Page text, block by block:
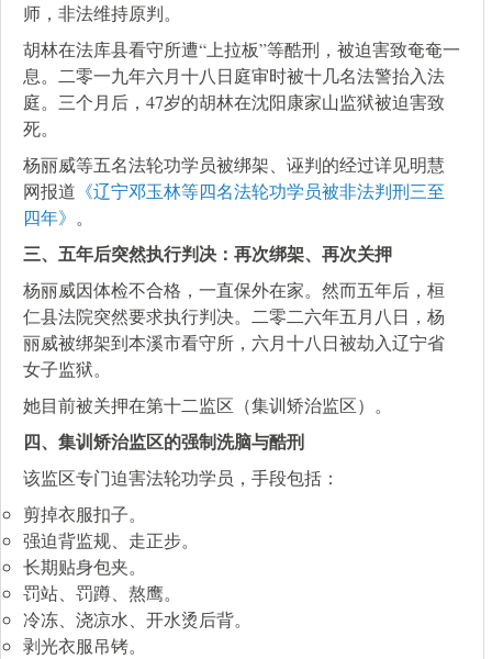
师，非法维持原判。
胡林在法库县看守所遭“上拉板”等酷刑，被迫害致奄奄一
息。二零一九年六月十八日庭审时被十几名法警抬入法
庭。三个月后，47岁的胡林在沈阳康家山监狱被迫害致
死。
杨丽威等五名法轮功学员被绑架、诬判的经过详见明慧
网报道 《辽宁邓玉林等四名法轮功学员被非法判刑三至
四年》 。
三、五年后突然执行判决：再次绑架、再次关押
杨丽威因体检不合格，一直保外在家。然而五年后，桓
仁县法院突然要求执行判决。二零二六年五月八日，杨
丽威被绑架到本溪市看守所，六月十八日被劫入辽宁省
女子监狱。
她目前被关押在第十二监区（集训矫治监区）。
四、集训矫治监区的强制洗脑与酷刑
该监区专门迫害法轮功学员，手段包括：
剪掉衣服扣子。
强迫背监规、走正步。
长期贴身包夹。
罚站、罚蹲、熬鹰。
冷冻、浇凉水、开水烫后背。
剥光衣服吊铐。